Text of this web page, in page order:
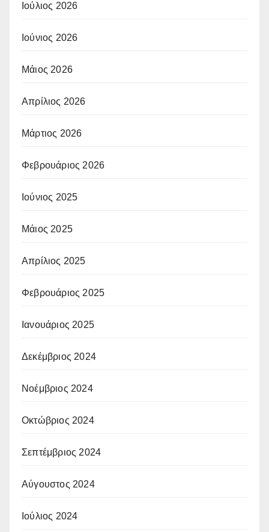
Ιούλιος 2026
Ιούνιος 2026
Μάιος 2026
Απρίλιος 2026
Μάρτιος 2026
Φεβρουάριος 2026
Ιούνιος 2025
Μάιος 2025
Απρίλιος 2025
Φεβρουάριος 2025
Ιανουάριος 2025
Δεκέμβριος 2024
Νοέμβριος 2024
Οκτώβριος 2024
Σεπτέμβριος 2024
Αύγουστος 2024
Ιούλιος 2024